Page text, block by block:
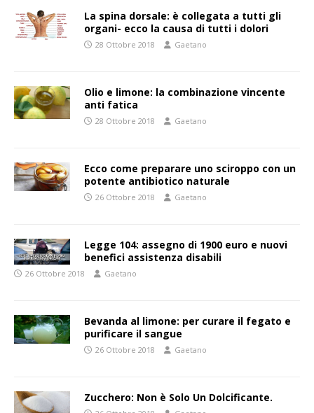
La spina dorsale: è collegata a tutti gli
organi- ecco la causa di tutti i dolori
28 Ottobre 2018 Gaetano
Olio e limone: la combinazione vincente
anti fatica
28 Ottobre 2018 Gaetano
Ecco come preparare uno sciroppo con un
potente antibiotico naturale
26 Ottobre 2018 Gaetano
Legge 104: assegno di 1900 euro e nuovi
benefici assistenza disabili
26 Ottobre 2018 Gaetano
Bevanda al limone: per curare il fegato e
purificare il sangue
26 Ottobre 2018 Gaetano
Zucchero: Non è Solo Un Dolcificante.